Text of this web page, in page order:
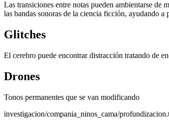
Las transiciones entre notas pueden ambientarse de
las bandas sonoras de la ciencia ficción, ayudando a
Glitches
El cerebro puede encontrar distracción tratando de
Drones
Tonos permanentes que se van modificando
investigacion/compania_ninos_cama/